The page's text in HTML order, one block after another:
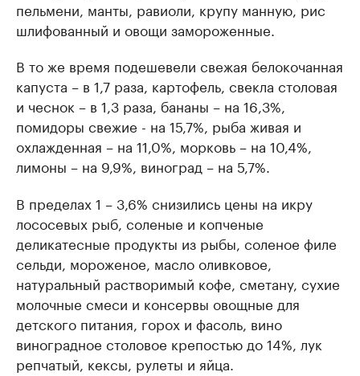
пельмени, манты, равиоли, крупу манную, рис
шлифованный и овощи замороженные.
В то же время подешевели свежая белокочанная
капуста – в 1,7 раза, картофель, свекла столовая
и чеснок – в 1,3 раза, бананы – на 16,3%,
помидоры свежие - на 15,7%, рыба живая и
охлажденная – на 11,0%, морковь – на 10,4%,
лимоны – на 9,9%, виноград – на 5,7%.
В пределах 1 – 3,6% снизились цены на икру
лососевых рыб, соленые и копченые
деликатесные продукты из рыбы, соленое филе
сельди, мороженое, масло оливковое,
натуральный растворимый кофе, сметану, сухие
молочные смеси и консервы овощные для
детского питания, горох и фасоль, вино
виноградное столовое крепостью до 14%, лук
репчатый, кексы, рулеты и яйца.